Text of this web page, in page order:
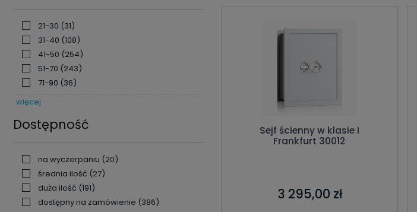
21-30 (31)
31-40 (108)
41-50 (254)
51-70 (243)
71-90 (36)
więcej
Dostępność
na wyczerpaniu (20)
średnia ilość (27)
duża ilość (191)
dostępny na zamówienie (386)
Sejf ścienny w klasie I
Frankfurt 30012
3 295,00 zł